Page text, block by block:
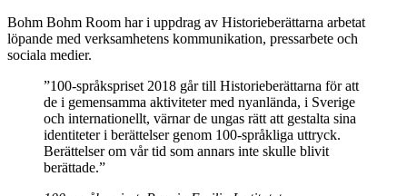
Bohm Bohm Room har i uppdrag av Historieberättarna arbetat
löpande med verksamhetens kommunikation, pressarbete och
sociala medier.
”100-språkspriset 2018 går till Historieberättarna för att
de i gemensamma aktiviteter med nyanlända, i Sverige
och internationellt, värnar de ungas rätt att gestalta sina
identiteter i berättelser genom 100-språkliga uttryck.
Berättelser om vår tid som annars inte skulle blivit
berättade.”